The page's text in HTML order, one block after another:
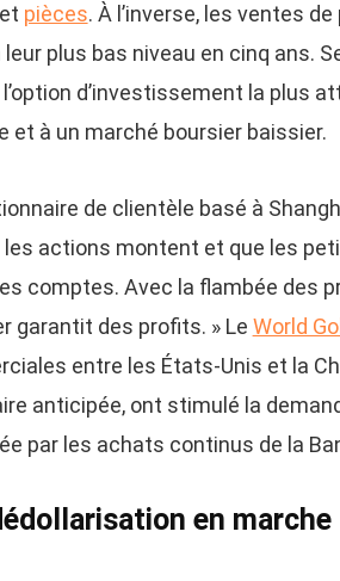
et pièces. À l’inverse, les ventes
plus bas niveau en cinq ans.
d’investissement la plus
et à un marché boursier baissier.
de clientèle basé à
les actions montent et que les
comptes. Avec la flambée des
garantit des profits. » Le World
entre les États-Unis et la
anticipée, ont stimulé la
par les achats continus de la
en marche